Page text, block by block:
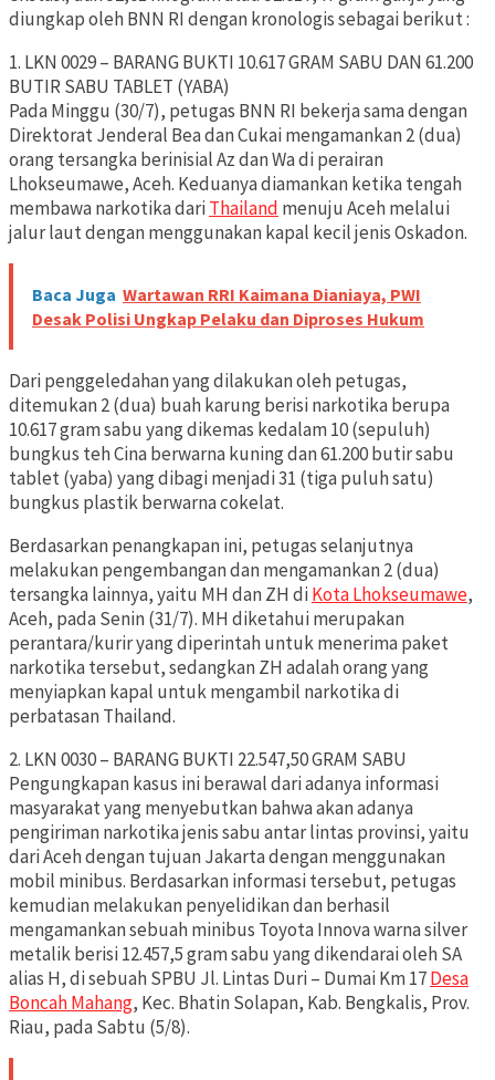
diungkap oleh BNN RI dengan kronologis sebagai berikut :
1. LKN 0029 – BARANG BUKTI 10.617 GRAM SABU DAN 61.200
BUTIR SABU TABLET (YABA)
Pada Minggu (30/7), petugas BNN RI bekerja sama dengan
Direktorat Jenderal Bea dan Cukai mengamankan 2 (dua)
orang tersangka berinisial Az dan Wa di perairan
Lhokseumawe, Aceh. Keduanya diamankan ketika tengah
membawa narkotika dariThailand menuju Aceh melalui
jalur laut dengan menggunakan kapal kecil jenis Oskadon.
Baca Juga Wartawan RRI Kaimana Dianiaya, PWI
Desak Polisi Ungkap Pelaku dan Diproses Hukum
Dari penggeledahan yang dilakukan oleh petugas,
ditemukan 2 (dua) buah karung berisi narkotika berupa
10.617 gram sabu yang dikemas kedalam 10 (sepuluh)
bungkus teh Cina berwarna kuning dan 61.200 butir sabu
tablet (yaba) yang dibagi menjadi 31 (tiga puluh satu)
bungkus plastik berwarna cokelat.
Berdasarkan penangkapan ini, petugas selanjutnya
melakukan pengembangan dan mengamankan 2 (dua)
tersangka lainnya, yaitu MH dan ZH diKota Lhokseumawe,
Aceh, pada Senin (31/7). MH diketahui merupakan
perantara/kurir yang diperintah untuk menerima paket
narkotika tersebut, sedangkan ZH adalah orang yang
menyiapkan kapal untuk mengambil narkotika di
perbatasan Thailand.
2. LKN 0030 – BARANG BUKTI 22.547,50 GRAM SABU
Pengungkapan kasus ini berawal dari adanya informasi
masyarakat yang menyebutkan bahwa akan adanya
pengiriman narkotika jenis sabu antar lintas provinsi, yaitu
dari Aceh dengan tujuan Jakarta dengan menggunakan
mobil minibus. Berdasarkan informasi tersebut, petugas
kemudian melakukan penyelidikan dan berhasil
mengamankan sebuah minibus Toyota Innova warna silver
metalik berisi 12.457,5 gram sabu yang dikendarai oleh SA
alias H, di sebuah SPBU Jl. Lintas Duri – Dumai Km 17Desa
Boncah Mahang, Kec. Bhatin Solapan, Kab. Bengkalis, Prov.
Riau, pada Sabtu (5/8).